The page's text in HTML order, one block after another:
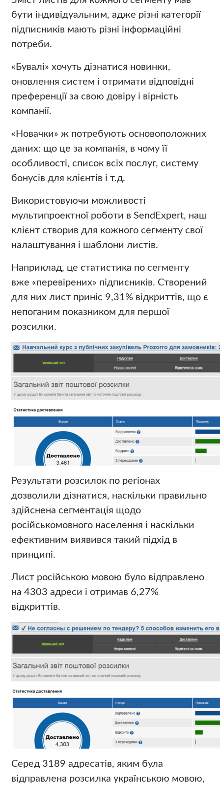
бути індивідуальним, адже різні категорії
підписників мають різні інформаційні
потреби.
«Бувалі» хочуть дізнатися новинки,
оновлення систем і отримати відповідні
преференції за свою довіру і вірність
компанії.
«Новачки» ж потребують основоположних
даних: що це за компанія, в чому її
особливості, список всіх послуг, систему
бонусів для клієнтів і т.д.
Використовуючи можливості
мультипроектної роботи в SendExpert, наш
клієнт створив для кожного сегменту свої
налаштування і шаблони листів.
Наприклад, це статистика по сегменту
вже «перевірених» підписників. Створений
для них лист приніс 9,31% відкриттів, що є
непоганим показником для першої
розсилки.
Результати розсилок по регіонах
дозволили дізнатися, наскільки правильно
здійснена сегментація щодо
російськомовного населення і наскільки
ефективним виявився такий підхід в
принципі.
Лист російською мовою було відправлено
на 4303 адреси і отримав 6,27%
відкриттів.
Серед 3189 адресатів, яким була
відправлена розсилка українською мовою,